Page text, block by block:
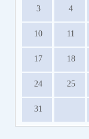
3 4
10 11
17 18
24 25
31